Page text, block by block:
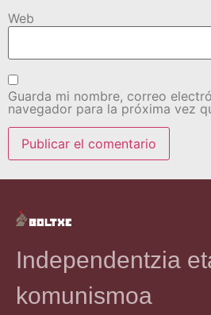
Web
Guarda mi nombre, correo
navegador para la próxima vez
Independentzia
komunismoa